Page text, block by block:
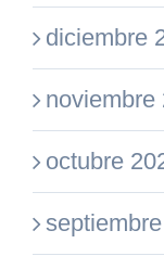
diciembre
noviembre
octubre